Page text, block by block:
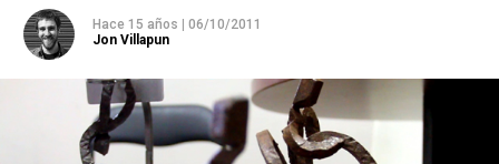
Hace 15 años
06/10/2011
Jon Villapun